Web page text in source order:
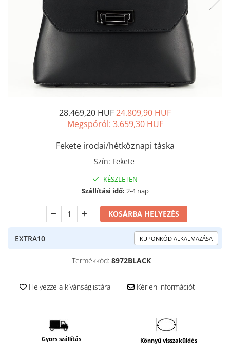
28.469,20 HUF24.809,90 HUF
Megspóról: 3.659,30 HUF
Fekete irodai/hétköznapi táska
Szín: Fekete
KÉSZLETEN
Szállítási idő: 2-4 nap
KOSÁRBA HELYEZÉS
EXTRA10 KUPONKÓD ALKALMAZÁSA
Termékkód: 8972BLACK
Helyezze a kívánságlistára Kérjen információt
Gyors szállítás Könnyű visszaküldés